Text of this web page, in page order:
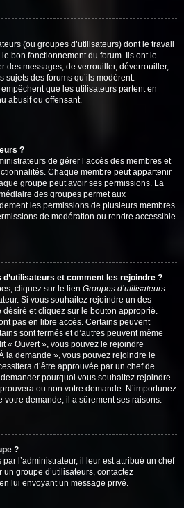
(ou groupes d’utilisateurs) dont le travail
bon fonctionnement du forum. Ils ont le
des messages, de verrouiller, déverrouiller,
sujets des forums qu’ils modèrent.
que les utilisateurs partent en
abusif ou offensant.
?
de gérer l’accès des membres et
Chaque membre peut appartenir
groupe peut avoir ses permissions. La
des groupes permet aux
les permissions de plusieurs membres
de modération ou rendre accessible
et comment les rejoindre ?
cliquez sur le lien Groupes d’utilisateurs
Si vous souhaitez rejoindre un des
et cliquez sur le bouton approprié.
pas en libre accès. Certains peuvent
sont fermés et d’autres peuvent même
« Ouvert », vous pouvez le rejoindre
la demande », vous pouvez rejoindre le
d’être approuvée par un chef de
pourquoi vous souhaitez rejoindre
ou non votre demande. N’importunez
votre demande, il a sûrement ses raisons.
?
l’administrateur, il leur est attribué un chef
groupe d’utilisateurs, contactez
lui envoyant un message privé.